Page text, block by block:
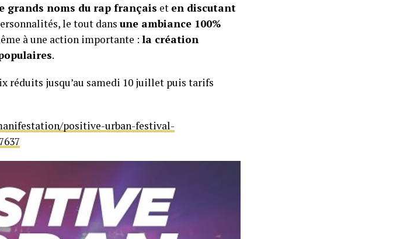
grands noms du rap français et en discutant
le tout dans une ambiance 100%
à une action importante : la création
.
réduits jusqu’au samedi 10 juillet puis tarifs
positive-urban-festival-